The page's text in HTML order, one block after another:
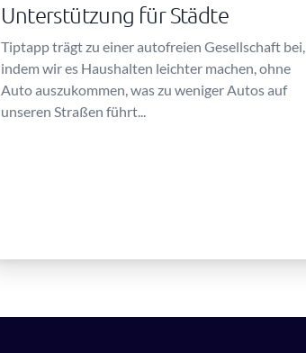
Unterstützung für Städte
Tiptapp trägt zu einer autofreien Gesellschaft bei,
indem wir es Haushalten leichter machen, ohne
Auto auszukommen, was zu weniger Autos auf
unseren Straßen führt...